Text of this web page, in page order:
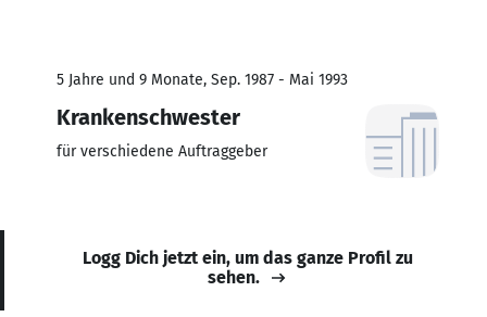
5 Jahre und 9 Monate, Sep. 1987 - Mai 1993
Krankenschwester
für verschiedene Auftraggeber
Logg Dich jetzt ein, um das ganze Profil zu
sehen.